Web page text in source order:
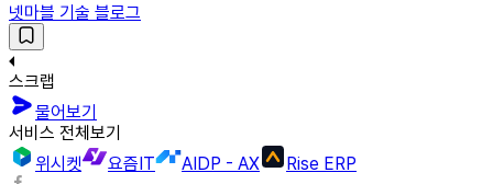
넷마블 기술 블로그
스크랩
물어보기
서비스 전체보기
위시켓
요즘IT AIDP - AX Rise ERP